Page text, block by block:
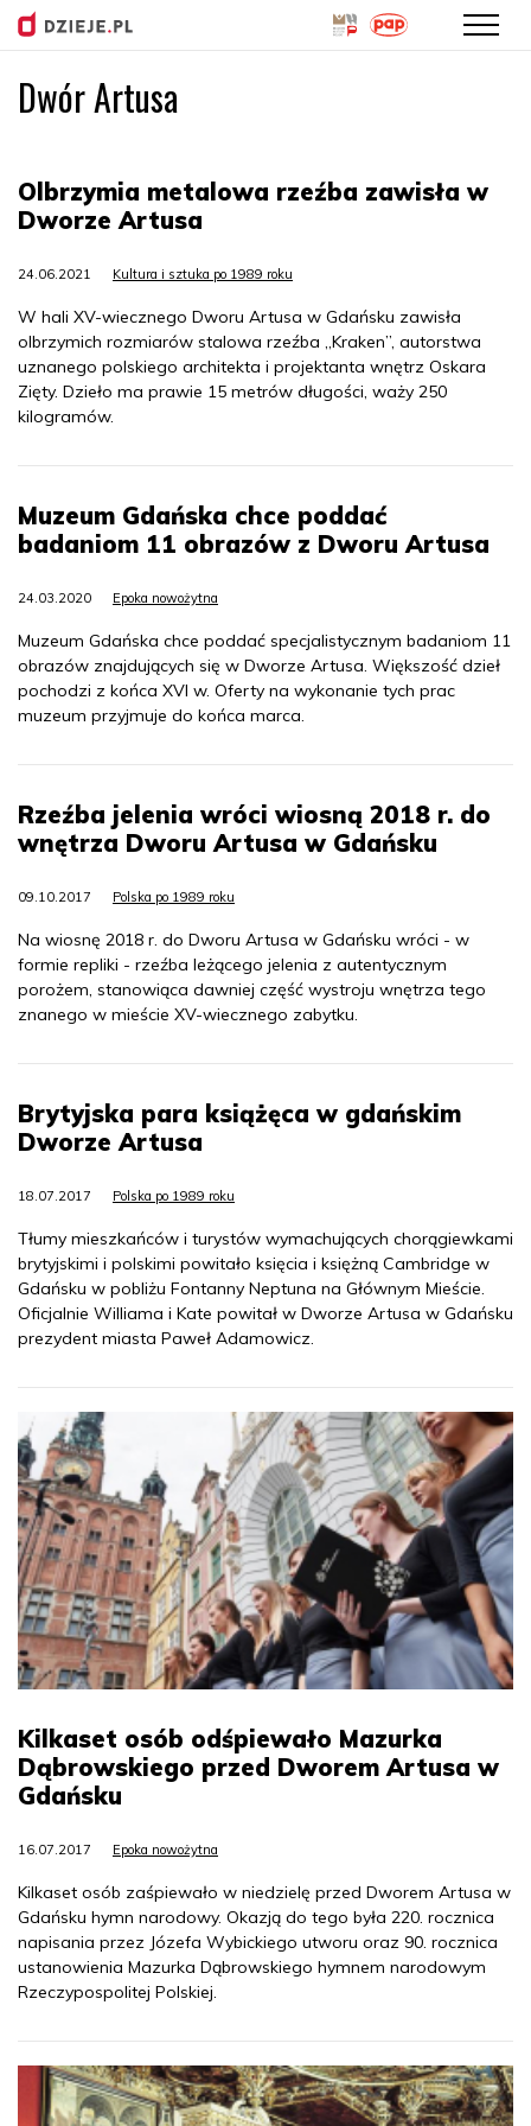
Dwór Artusa
Olbrzymia metalowa rzeźba zawisła w
Dworze Artusa
24.06.2021 Kultura i sztuka po 1989 roku
W hali XV-wiecznego Dworu Artusa w Gdańsku zawisła
olbrzymich rozmiarów stalowa rzeźba „Kraken”, autorstwa
uznanego polskiego architekta i projektanta wnętrz Oskara
Zięty. Dzieło ma prawie 15 metrów długości, waży 250
kilogramów.
Muzeum Gdańska chce poddać
badaniom 11 obrazów z Dworu Artusa
24.03.2020 Epoka nowożytna
Muzeum Gdańska chce poddać specjalistycznym badaniom 11
obrazów znajdujących się w Dworze Artusa. Większość dzieł
pochodzi z końca XVI w. Oferty na wykonanie tych prac
muzeum przyjmuje do końca marca.
Rzeźba jelenia wróci wiosną 2018 r. do
wnętrza Dworu Artusa w Gdańsku
09.10.2017 Polska po 1989 roku
Na wiosnę 2018 r. do Dworu Artusa w Gdańsku wróci - w
formie repliki - rzeźba leżącego jelenia z autentycznym
porożem, stanowiąca dawniej część wystroju wnętrza tego
znanego w mieście XV-wiecznego zabytku.
Brytyjska para książęca w gdańskim
Dworze Artusa
18.07.2017 Polska po 1989 roku
Tłumy mieszkańców i turystów wymachujących chorągiewkami
brytyjskimi i polskimi powitało księcia i księżną Cambridge w
Gdańsku w pobliżu Fontanny Neptuna na Głównym Mieście.
Oficjalnie Williama i Kate powitał w Dworze Artusa w Gdańsku
prezydent miasta Paweł Adamowicz.
Kilkaset osób odśpiewało Mazurka
Dąbrowskiego przed Dworem Artusa w
Gdańsku
16.07.2017 Epoka nowożytna
Kilkaset osób zaśpiewało w niedzielę przed Dworem Artusa w
Gdańsku hymn narodowy. Okazją do tego była 220. rocznica
napisania przez Józefa Wybickiego utworu oraz 90. rocznica
ustanowienia Mazurka Dąbrowskiego hymnem narodowym
Rzeczypospolitej Polskiej.